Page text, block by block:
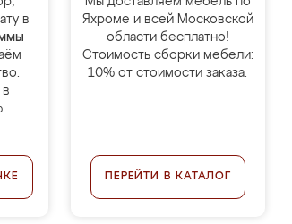
в
Яхроме и всей Московской
области бесплатно!
Стоимость сборки мебели:
10% от стоимости заказа.
ПЕРЕЙТИ В КАТАЛОГ